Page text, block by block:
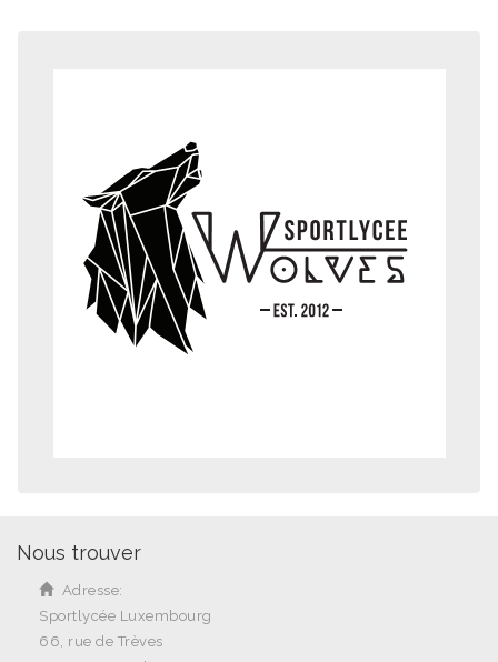
Nous trouver
Adresse:
Sportlycée Luxembourg
66, rue de Trèves